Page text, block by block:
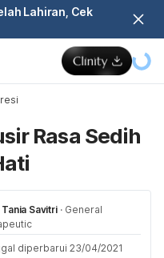
Lahiran, Cek
Rasa Sedih
Tania Savitri · General
diperbarui 23/04/2021